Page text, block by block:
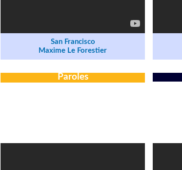
San Francisco
Maxime Le Forestier
Paroles